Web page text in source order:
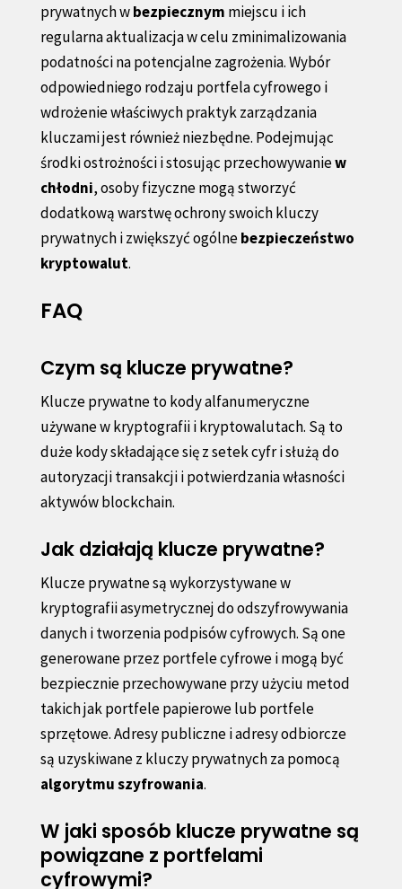
prywatnych wbezpiecznym miejscu i ich
regularna aktualizacja w celu zminimalizowania
podatności na potencjalne zagrożenia. Wybór
odpowiedniego rodzaju portfela cyfrowego i
wdrożenie właściwych praktyk zarządzania
kluczami jest również niezbędne. Podejmując
środki ostrożności i stosując przechowywaniew
chłodni, osoby fizyczne mogą stworzyć
dodatkową warstwę ochrony swoich kluczy
prywatnych i zwiększyć ogólnebezpieczeństwo
kryptowalut.
FAQ
Czym są klucze prywatne?
Klucze prywatne to kody alfanumeryczne
używane w kryptografii i kryptowalutach. Są to
duże kody składające się z setek cyfr i służą do
autoryzacji transakcji i potwierdzania własności
aktywów blockchain.
Jak działają klucze prywatne?
Klucze prywatne są wykorzystywane w
kryptografii asymetrycznej do odszyfrowywania
danych i tworzenia podpisów cyfrowych. Są one
generowane przez portfele cyfrowe i mogą być
bezpiecznie przechowywane przy użyciu metod
takich jak portfele papierowe lub portfele
sprzętowe. Adresy publiczne i adresy odbiorcze
są uzyskiwane z kluczy prywatnych za pomocą
algorytmu szyfrowania.
W jaki sposób klucze prywatne są
powiązane z portfelami
cyfrowymi?